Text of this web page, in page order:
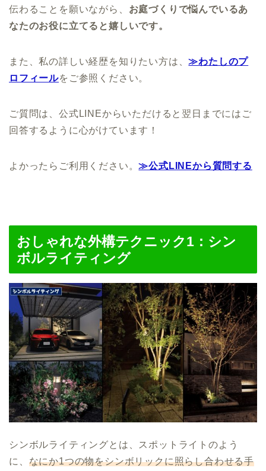
伝わることを願いながら、 お庭づくりで悩んでいるあ
なたのお役に立てると嬉しいです。
また、私の詳しい経歴を知りたい方は、≫わたしのプ
ロフィールをご参照ください。
ご質問は、公式LINEからいただけると翌日までにはご
回答するように心がけています！
よかったらご利用ください。≫公式LINEから質問する
おしゃれな外構テクニック1：シン
ボルライティング
シンボルライティングとは、スポットライトのよう
に、 なにか1つの物をシンボリックに照らし合わせる手